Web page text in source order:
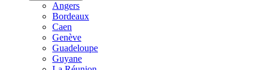
Angers
Bordeaux
Caen
Genève
Guadeloupe
Guyane